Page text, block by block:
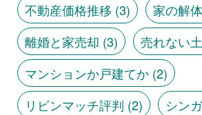
不動産価格推移 (3) 家の解
離婚と家売却 (3) 売れない
マンションか戸建てか(2)
リビンマッチ評判 (2) シン